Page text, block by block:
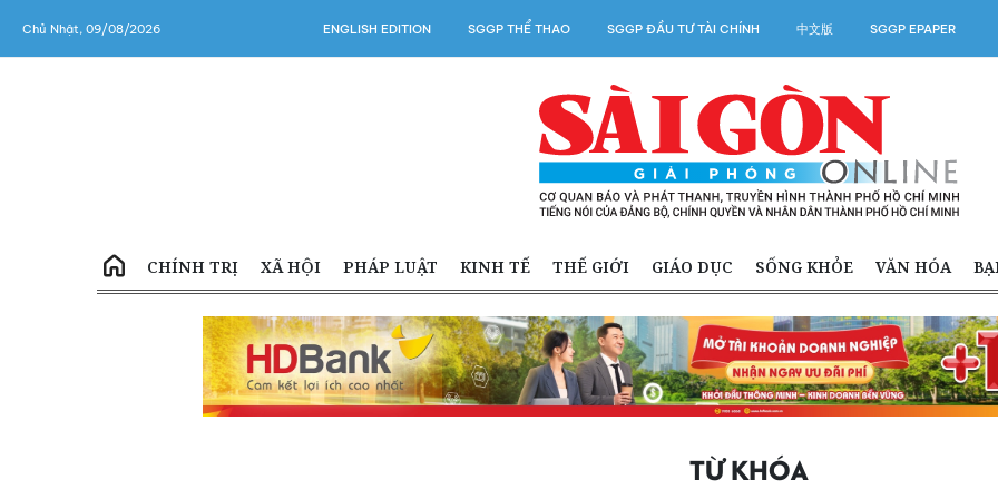
Chủ Nhật, 09/08/2026 ENGLISH EDITION SGGP THỂ THAO SGGP ĐẦU TƯ TÀI CHÍNH 中文版 SGGP EPAPER
CHÍNH TRỊ XÃ HỘI PHÁP LUẬT KINH TẾ THẾ GIỚI GIÁO DỤC SỐNG KHỎE VĂN HÓA
TỪ KHÓA